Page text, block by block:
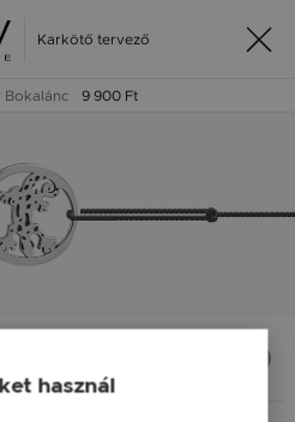
Karkötő tervező
Bokalánc 9 900 Ft
használ